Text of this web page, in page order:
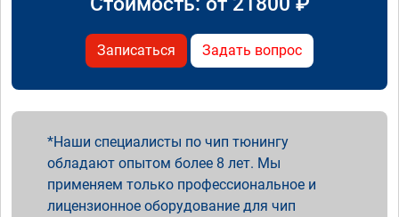
Записаться Задать вопрос
Наши специалисты по чип тюнингу
обладают опытом более 8 лет. Мы
применяем только профессиональное и
лицензионное оборудование для чип